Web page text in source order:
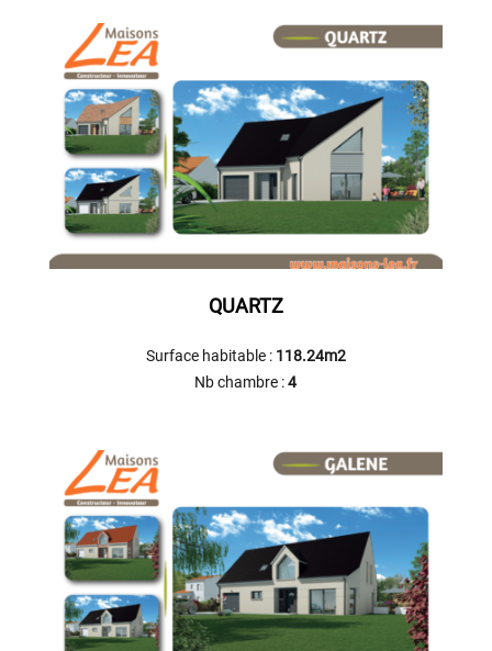
QUARTZ
Surface habitable : 118.24m2
Nb chambre :4